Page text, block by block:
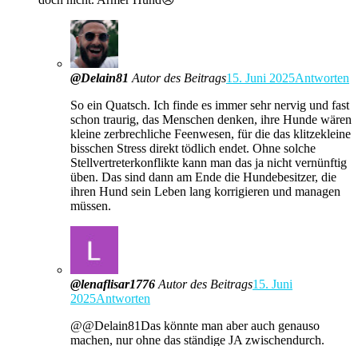
@Delain81 Autor des Beitrags15. Juni 2025Antworten
So ein Quatsch. Ich finde es immer sehr nervig und fast
schon traurig, das Menschen denken, ihre Hunde wären
kleine zerbrechliche Feenwesen, für die das klitzekleine
bisschen Stress direkt tödlich endet. Ohne solche
Stellvertreterkonflikte kann man das ja nicht vernünftig
üben. Das sind dann am Ende die Hundebesitzer, die
ihren Hund sein Leben lang korrigieren und managen
müssen.
@lenaflisar1776 Autor des Beitrags15. Juni
2025Antworten
@@Delain81Das könnte man aber auch genauso
machen, nur ohne das ständige JA zwischendurch.